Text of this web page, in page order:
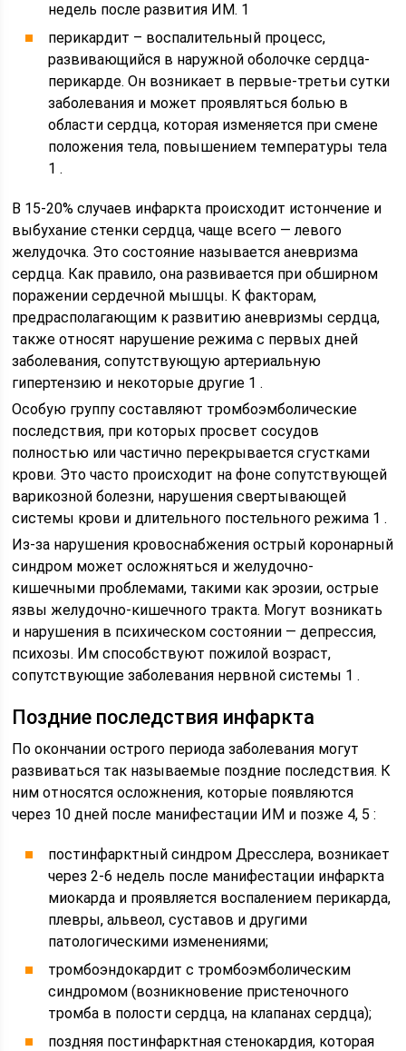
недель после развития ИМ. 1
перикардит – воспалительный процесс,
развивающийся в наружной оболочке сердца-
перикарде. Он возникает в первые-третьи сутки
заболевания и может проявляться болью в
области сердца, которая изменяется при смене
положения тела, повышением температуры тела
1 .
В 15-20% случаев инфаркта происходит истончение и
выбухание стенки сердца, чаще всего — левого
желудочка. Это состояние называется аневризма
сердца. Как правило, она развивается при обширном
поражении сердечной мышцы. К факторам,
предрасполагающим к развитию аневризмы сердца,
также относят нарушение режима с первых дней
заболевания, сопутствующую артериальную
гипертензию и некоторые другие 1 .
Особую группу составляют тромбоэмболические
последствия, при которых просвет сосудов
полностью или частично перекрывается сгустками
крови. Это часто происходит на фоне сопутствующей
варикозной болезни, нарушения свертывающей
системы крови и длительного постельного режима 1 .
Из-за нарушения кровоснабжения острый коронарный
синдром может осложняться и желудочно-
кишечными проблемами, такими как эрозии, острые
язвы желудочно-кишечного тракта. Могут возникать
и нарушения в психическом состоянии — депрессия,
психозы. Им способствуют пожилой возраст,
сопутствующие заболевания нервной системы 1 .
Поздние последствия инфаркта
По окончании острого периода заболевания могут
развиваться так называемые поздние последствия. К
ним относятся осложнения, которые появляются
через 10 дней после манифестации ИМ и позже 4, 5 :
постинфарктный синдром Дресслера, возникает
через 2-6 недель после манифестации инфаркта
миокарда и проявляется воспалением перикарда,
плевры, альвеол, суставов и другими
патологическими изменениями;
тромбоэндокардит с тромбоэмболическим
синдромом (возникновение пристеночного
тромба в полости сердца, на клапанах сердца);
поздняя постинфарктная стенокардия, которая